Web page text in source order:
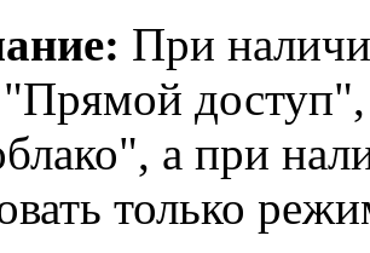
При
а при
только